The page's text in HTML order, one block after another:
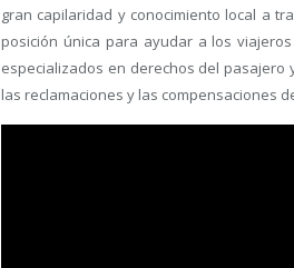
gran capilaridad y conocimiento local a
posición única para ayudar a los
especializados en derechos del pasajero
las reclamaciones y las compensaciones